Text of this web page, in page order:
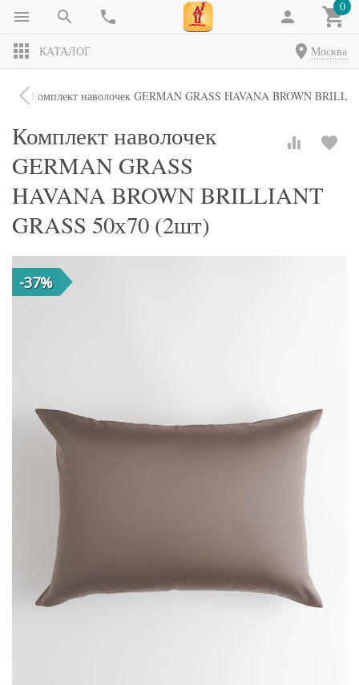
0
КАТАЛОГ Москва
Комплект наволочек GERMAN GRASS HAVANA BROWN
Комплект наволочек
GERMAN GRASS
HAVANA BROWN BRILLIANT
GRASS 50х70 (2шт)
-37%